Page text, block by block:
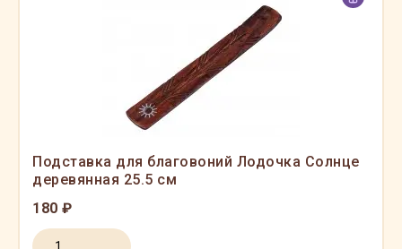
Подставка для благовоний Лодочка Солнце
деревянная 25.5 см
180 ₽